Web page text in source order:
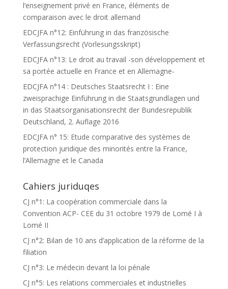
l’enseignement privé en France, éléments de
comparaison avec le droit allemand
EDCJFA n°12: Einführung in das französische
Verfassungsrecht (Vorlesungsskript)
EDCJFA n°13: Le droit au travail -son développement et
sa portée actuelle en France et en Allemagne-
EDCJFA n°14 : Deutsches Staatsrecht I : Eine
zweisprachige Einführung in die Staatsgrundlagen und
in das Staatsorganisationsrecht der Bundesrepublik
Deutschland, 2. Auflage 2016
EDCJFA n° 15: Etude comparative des systèmes de
protection juridique des minorités entre la France,
l’Allemagne et le Canada
Cahiers juriduqes
CJ n°1: La coopération commerciale dans la
Convention ACP- CEE du 31 octobre 1979 de Lomé I à
Lomé II
CJ n°2: Bilan de 10 ans d’application de la réforme de la
filiation
CJ n°3: Le médecin devant la loi pénale
CJ n°5: Les relations commerciales et industrielles